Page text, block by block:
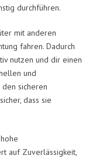
durchführen.
mit anderen
fahren. Dadurch
nutzen und dir einen
und
sicheren
dass sie
auf Zuverlässigkeit,